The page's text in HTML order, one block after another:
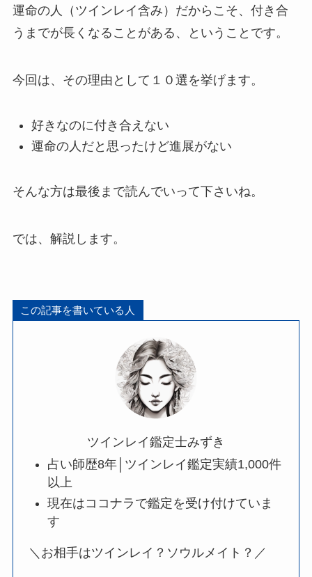
運命の人（ツインレイ含み）だからこそ、付き合
うまでが長くなることがある、ということです。
今回は、その理由として１０選を挙げます。
好きなのに付き合えない
運命の人だと思ったけど進展がない
そんな方は最後まで読んでいって下さいね。
では、解説します。
この記事を書いている人
ツインレイ鑑定士みずき
占い師歴8年│ツインレイ鑑定実績1,000件
以上
現在はココナラで鑑定を受け付けていま
す
＼お相手はツインレイ？ソウルメイト？／